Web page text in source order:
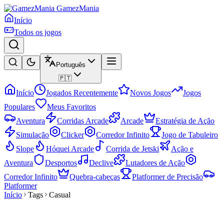
GamezMania
Início
Todos os jogos
Português
🇵🇹
Início Jogados Recentemente Novos Jogos
Jogos
Populares
Meus Favoritos
Aventura
Corridas Arcade Arcade
Estratégia de Ação
Simulação
Clicker Corredor Infinito
Jogo de Tabuleiro
Slope
Hóquei Arcade Corrida de Jetski
Ação e
Aventura
Desportos Declive
Lutadores de Ação
Corredor Infinito
Quebra-cabeças
Platformer de Precisão
Platformer
Início
Tags Casual